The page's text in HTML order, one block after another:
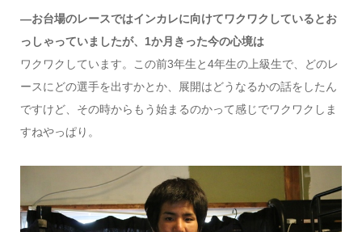
―お台場のレースではインカレに向けてワクワクしているとお
っしゃっていましたが、1か月きった今の心境は
ワクワクしています。この前3年生と4年生の上級生で、どのレ
ースにどの選手を出すかとか、展開はどうなるかの話をしたん
ですけど、その時からもう始まるのかって感じでワクワクしま
すねやっぱり。